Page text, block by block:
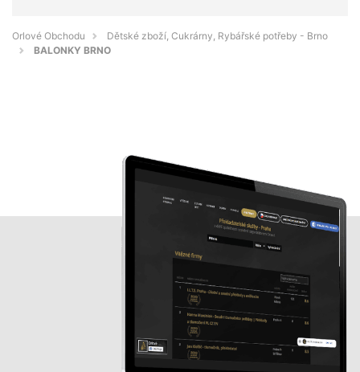
Orlové Obchodu
Dětské zboží, Cukrárny, Rybářské potřeby - Brno
BALONKY BRNO